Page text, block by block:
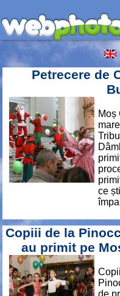
Petrecere de
Moș
ce
Copiii de la
au primit pe
de